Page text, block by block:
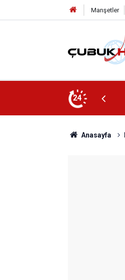
Manşetler
24
Anasayfa